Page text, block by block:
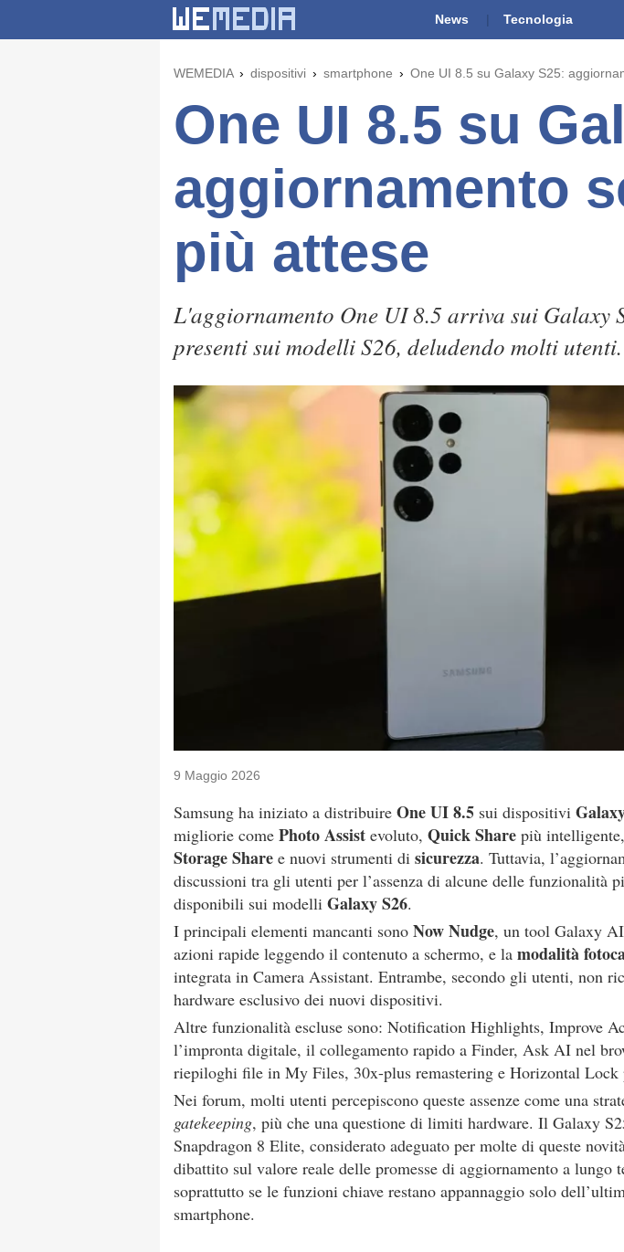
News Tecnologia
WEMEDIA dispositivi smartphone One UI 8.5 su Galaxy S25:
One UI 8.5 su
aggiornamento
più attese
L'aggiornamento One UI 8.5 arriva sui Galaxy
presenti sui modelli S26, deludendo molti utenti.
9 Maggio 2026
Samsung ha iniziato a distribuire One UI 8.5 sui dispositivi
migliorie come Photo Assist evoluto, Quick Share più intelligente,
Storage Share e nuovi strumenti di sicurezza. Tuttavia,
discussioni tra gli utenti per l’assenza di alcune delle funzionalità
disponibili sui modelli Galaxy S26.
I principali elementi mancanti sono Now Nudge, un tool Galaxy
azioni rapide leggendo il contenuto a schermo, e la modalità
integrata in Camera Assistant. Entrambe, secondo gli utenti, non
hardware esclusivo dei nuovi dispositivi.
Altre funzionalità escluse sono: Notification Highlights, Improve
l’impronta digitale, il collegamento rapido a Finder, Ask AI nel
riepiloghi file in My Files, 30x-plus remastering e Horizontal Lock
Nei forum, molti utenti percepiscono queste assenze come una
gatekeeping, più che una questione di limiti hardware. Il Galaxy
Snapdragon 8 Elite, considerato adeguato per molte di queste
dibattito sul valore reale delle promesse di aggiornamento a lungo
soprattutto se le funzioni chiave restano appannaggio solo
smartphone.